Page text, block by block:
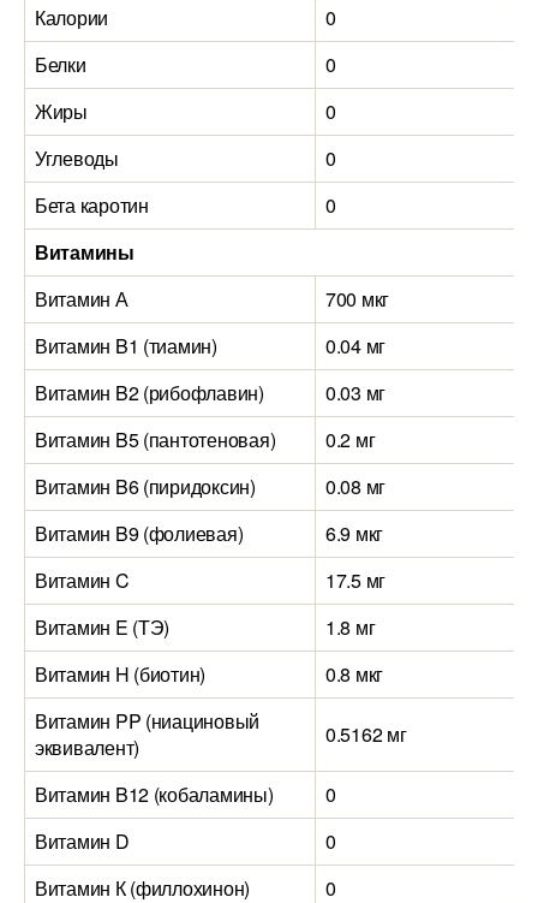
Калории
0
Белки
0
Жиры
0
Углеводы
0
Бета каротин
0
Витамины
Витамин А
700 мкг
Витамин B1 (тиамин)
0.04 мг
Витамин B2 (рибофлавин)
0.03 мг
Витамин B5 (пантотеновая)
0.2 мг
Витамин B6 (пиридоксин)
0.08 мг
Витамин B9 (фолиевая)
6.9 мкг
Витамин C
17.5 мг
Витамин E (ТЭ)
1.8 мг
Витамин H (биотин)
0.8 мкг
Витамин PP (ниациновый
эквивалент)
0.5162 мг
Витамин B12 (кобаламины)
0
Витамин D
0
Витамин К (филлохинон)
0